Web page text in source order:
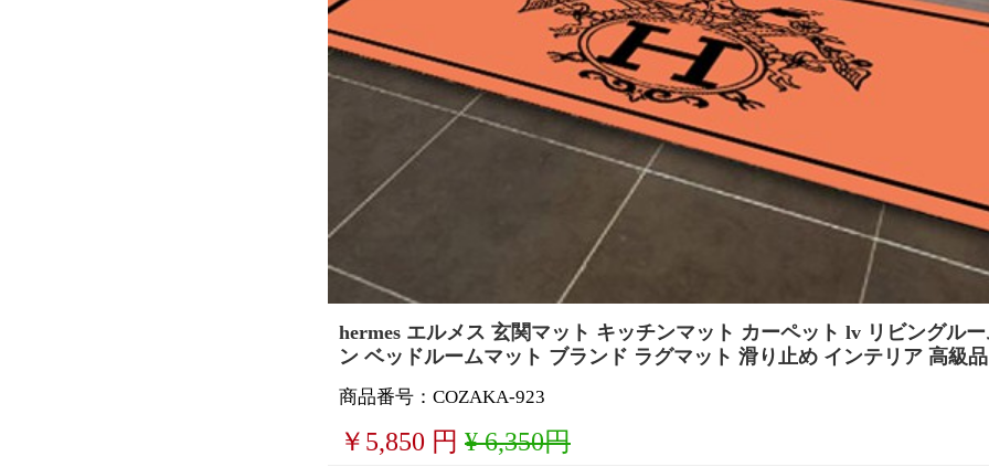
hermes エルメス 玄関マット キッチンマット カーペット lv リビングル
ン ベッドルームマット ブランド ラグマット 滑り止め インテリア 高級
商品番号：COZAKA-923
￥ 5,850 円 ¥ 6,350円